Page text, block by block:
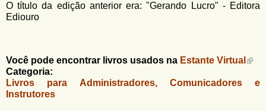
O título da edição anterior era: "Gerando Lucro" - Editora
Ediouro
Você pode encontrar livros usados na Estante Virtual
Categoria:
Livros para Administradores, Comunicadores e
Instrutores